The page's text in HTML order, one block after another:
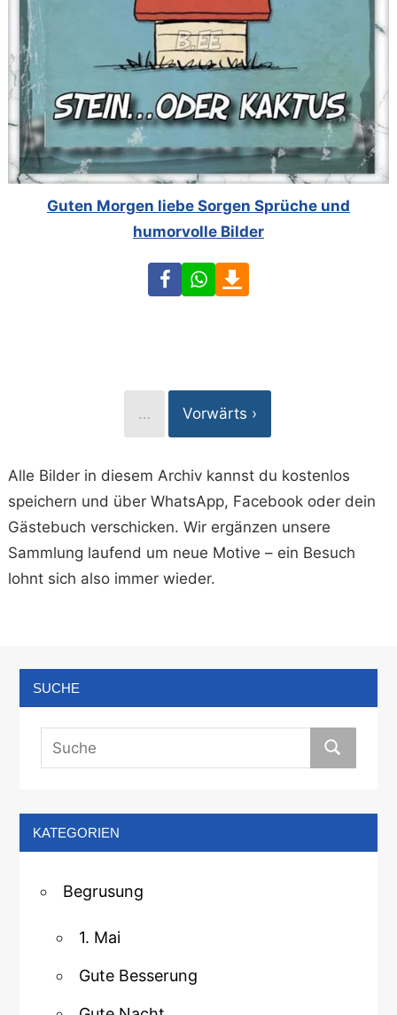
Guten Morgen liebe Sorgen Sprüche und
humorvolle Bilder
FacebookWhatsApp
… Vorwärts ›
Alle Bilder in diesem Archiv kannst du kostenlos
speichern und über WhatsApp, Facebook oder dein
Gästebuch verschicken. Wir ergänzen unsere
Sammlung laufend um neue Motive – ein Besuch
lohnt sich also immer wieder.
SUCHE
KATEGORIEN
Begrusung
1. Mai
Gute Besserung